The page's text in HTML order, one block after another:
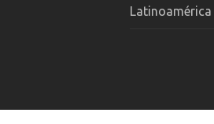
Latinoamérica